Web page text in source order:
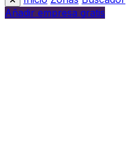
Añadir empresa gratis